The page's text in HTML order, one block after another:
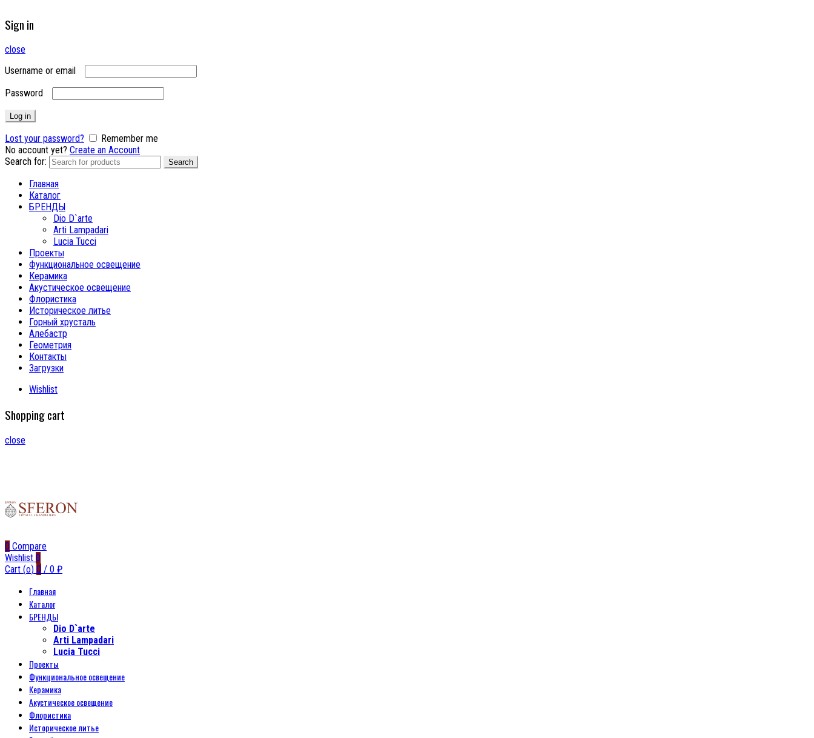
Sign in
close
Username or email
Password
Log in
Lost your password?
Remember me
No account yet? Create an Account
Search for:
Search
Главная
Каталог
БРЕНДЫ
Dio D`arte
Arti Lampadari
Lucia Tucci
Проекты
Функциональное освещение
Керамика
Акустическое освещение
Флористика
Историческое литье
Горный хрусталь
Алебастр
Геометрия
Контакты
Загрузки
Wishlist
Shopping cart
close
0 Compare
Wishlist 0
Cart (o) 0 / 0 ₽
Главная
Каталог
БРЕНДЫ
Dio D`arte
Arti Lampadari
Lucia Tucci
Проекты
Функциональное освещение
Керамика
Акустическое освещение
Флористика
Историческое литье